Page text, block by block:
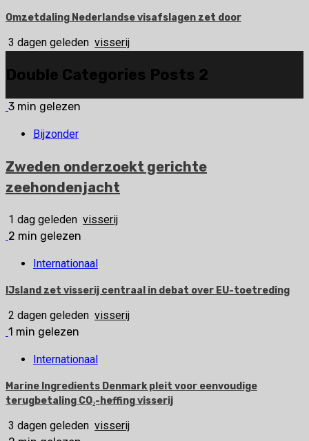
Omzetdaling Nederlandse visafslagen zet door
3 dagen geleden visserij
Double Categories Posts 2
3 min gelezen
Bijzonder
Zweden onderzoekt gerichte
zeehondenjacht
1 dag geleden visserij
2 min gelezen
Internationaal
IJsland zet visserij centraal in debat over EU-toetreding
2 dagen geleden visserij
1 min gelezen
Internationaal
Marine Ingredients Denmark pleit voor eenvoudige
terugbetaling CO₂-heffing visserij
3 dagen geleden visserij